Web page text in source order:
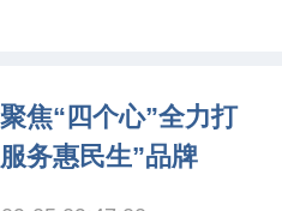
焦“四个心”全力打
务惠民生”品牌